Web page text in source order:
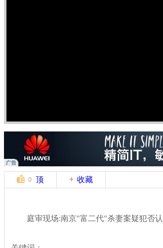
0 顶 收藏
庭审现场:南京"富二代"杀妻案疑犯否认